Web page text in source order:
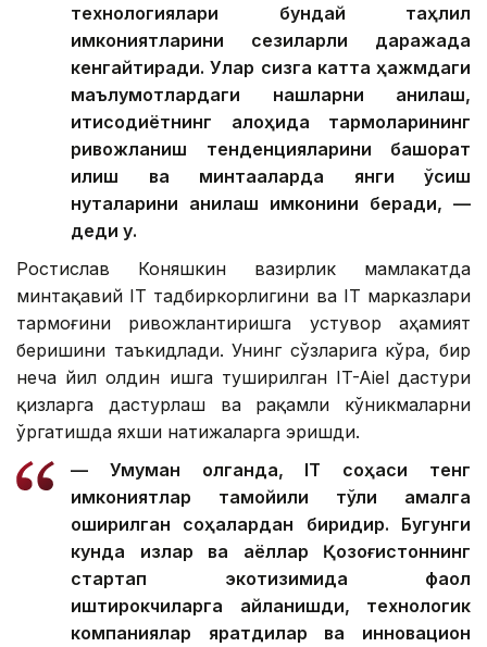
технологиялари бундай таҳлил
имкониятларини сезиларли даражада
кенгайтиради. Улар сизга катта ҳажмдаги
маълумотлардаги нақшларни аниқлаш,
иқтисодиётнинг алоҳида тармоқларининг
ривожланиш тенденцияларини башорат
қилиш ва минтақаларда янги ўсиш
нуқталарини аниқлаш имконини беради, —
деди у.
Ростислав Коняшкин вазирлик мамлакатда
минтақавий IТ тадбиркорлигини ва IТ марказлари
тармоғини ривожлантиришга устувор аҳамият
беришини таъкидлади. Унинг сўзларига кўра, бир
неча йил олдин ишга туширилган IT-Aiel дастури
қизларга дастурлаш ва рақамли кўникмаларни
ўргатишда яхши натижаларга эришди.
— Умуман олганда, IТ соҳаси тенг
имкониятлар тамойили тўлиқ амалга
оширилган соҳалардан биридир. Бугунги
кунда қизлар ва аёллар Қозоғистоннинг
стартап экотизимида фаол
иштирокчиларга айланишди, технологик
компаниялар яратдилар ва инновацион